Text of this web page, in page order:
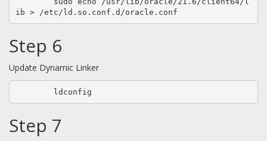
ib > /etc/ld.so.conf.d/oracle.conf
Step 6
Update Dynamic Linker
	ldconfig
Step 7